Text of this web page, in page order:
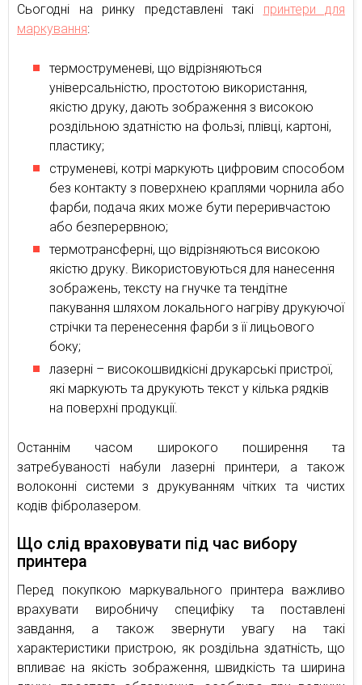
Сьогодні на ринку представлені такі принтери для
маркування:
термоструменеві, що відрізняються
універсальністю, простотою використання,
якістю друку, дають зображення з високою
роздільною здатністю на фользі, плівці, картоні,
пластику;
струменеві, котрі маркують цифровим способом
без контакту з поверхнею краплями чорнила або
фарби, подача яких може бути переривчастою
або безперервною;
термотрансферні, що відрізняються високою
якістю друку. Використовуються для нанесення
зображень, тексту на гнучке та тендітне
пакування шляхом локального нагріву друкуючої
стрічки та перенесення фарби з її лицьового
боку;
лазерні – високошвидкісні друкарські пристрої,
які маркують та друкують текст у кілька рядків
на поверхні продукції.
Останнім часом широкого поширення та
затребуваності набули лазерні принтери, а також
волоконні системи з друкуванням чітких та чистих
кодів фібролазером.
Що слід враховувати під час вибору
принтера
Перед покупкою маркувального принтера важливо
врахувати виробничу специфіку та поставлені
завдання, а також звернути увагу на такі
характеристики пристрою, як роздільна здатність, що
впливає на якість зображення, швидкість та ширина